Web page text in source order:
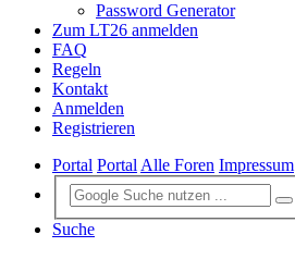
Password Generator
Zum LT26 anmelden
FAQ
Regeln
Kontakt
Anmelden
Registrieren
Portal PortalAlle Foren Impressum
Suche